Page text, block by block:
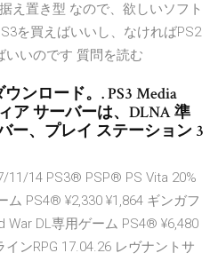
え置き型 なので、欲しいソフト
を買えばいいし、なければPS2
いのです 質問を読む
ンロード。. PS3 Media
ィア サーバーは、DLNA 準
ー、プレイ ステーション 3
11/14 PS3® PSP® PS Vita 20%
ム PS4® ¥2,330 ¥1,864 ギンガフ
War DL専用ゲーム PS4® ¥6,480
ンRPG 17.04.26 レヴナントサ